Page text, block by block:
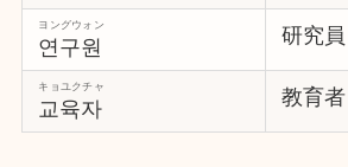
연구원
ヨングウォン 研究員
교육자
キョユクチャ 教育者